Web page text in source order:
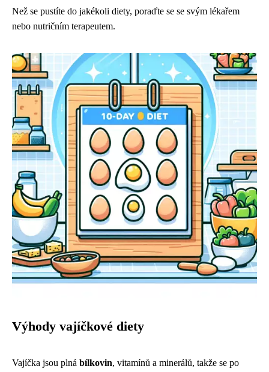
Než se pustíte do jakékoli diety, poraďte se se svým lékařem
nebo nutričním terapeutem.
Výhody vajíčkové diety
Vajíčka jsou plná bílkovin, vitamínů a minerálů, takže se po